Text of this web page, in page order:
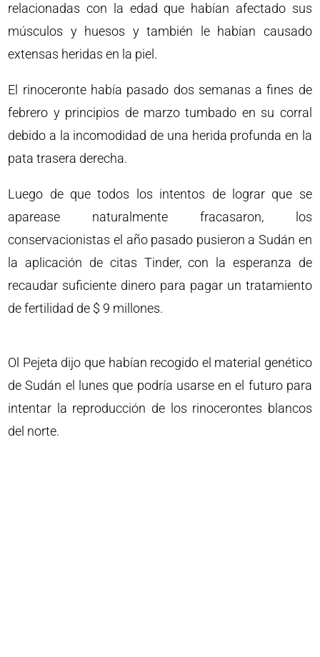
relacionadas con la edad que habían afectado sus
músculos y huesos y también le habían causado
extensas heridas en la piel.
El rinoceronte había pasado dos semanas a fines de
febrero y principios de marzo tumbado en su corral
debido a la incomodidad de una herida profunda en la
pata trasera derecha.
Luego de que todos los intentos de lograr que se
aparease naturalmente fracasaron, los
conservacionistas el año pasado pusieron a Sudán en
la aplicación de citas Tinder, con la esperanza de
recaudar suficiente dinero para pagar un tratamiento
de fertilidad de $ 9 millones.
Ol Pejeta dijo que habían recogido el material genético
de Sudán el lunes que podría usarse en el futuro para
intentar la reproducción de los rinocerontes blancos
del norte.